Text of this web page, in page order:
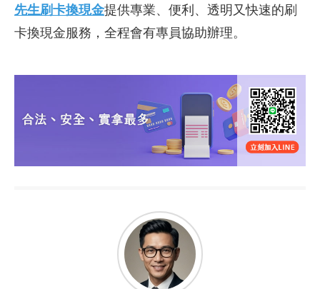
先生刷卡換現金提供專業、便利、透明又快速的刷
卡換現金服務，全程會有專員協助辦理。